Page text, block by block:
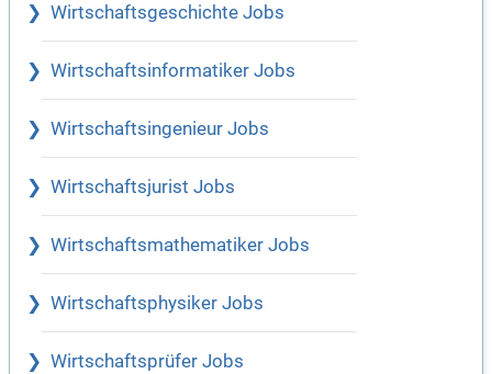
Wirtschaftsgeschichte Jobs
Wirtschaftsinformatiker Jobs
Wirtschaftsingenieur Jobs
Wirtschaftsjurist Jobs
Wirtschaftsmathematiker Jobs
Wirtschaftsphysiker Jobs
Wirtschaftsprüfer Jobs